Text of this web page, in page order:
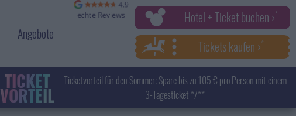
Angebote
Hotel + Ticket buchen ›
Tickets kaufen ›
TICKET
VORTEIL
Ticketvorteil für den Sommer: Spare bis zu 105 € pro Person mit einem
3-Tagesticket */**